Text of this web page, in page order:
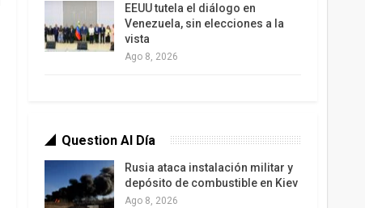
EEUU tutela el diálogo en
Venezuela, sin elecciones a la
vista
Ago 8, 2026
Question Al Día
Rusia ataca instalación militar y
depósito de combustible en Kiev
Ago 8, 2026